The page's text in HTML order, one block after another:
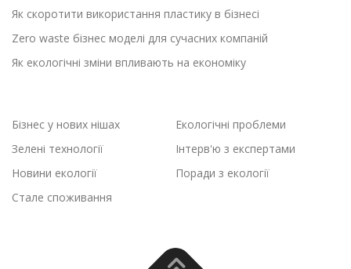
Як скоротити використання пластику в бізнесі
Zero waste бізнес моделі для сучасних компаній
Як екологічні зміни впливають на економіку
Бізнес у нових нішах
Екологічні проблеми
Зелені технології
Інтерв'ю з експертами
Новини екології
Поради з екології
Стале споживання